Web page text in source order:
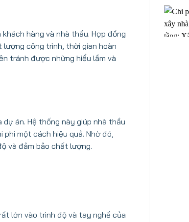
hàng và nhà thầu. Hợp đồng
công trình, thời gian hoàn
tránh được những hiểu lầm và
án. Hệ thống này giúp nhà thầu
một cách hiệu quả. Nhờ đó,
và đảm bảo chất lượng.
lớn vào trình độ và tay nghề của